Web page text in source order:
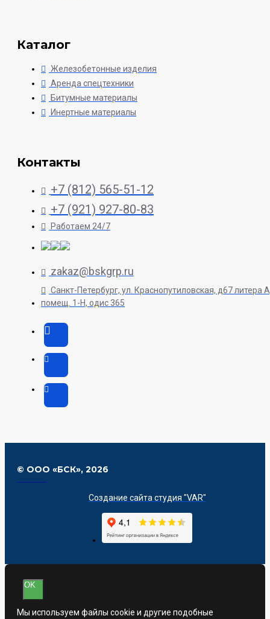
Каталог
Железобетонные изделия
Аренда спецтехники
Битумные материалы
Инертные материалы
Контакты
+7 (812) 565-51-12
+7 (921) 927-80-83
Работаем 24/7
zakaz@bskgrp.ru
Санкт-Петербург, ул. Краснопутиловская, д67 литера
помещ. 1-H, одис 365
© ООО «БСК», 2026
Создание сайта студия "VAR"
OK
Мы используем файлы cookie и другие подобные